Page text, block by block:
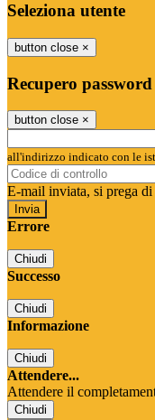
Seleziona utente
button close ×
Recupero password
button close ×
all'indirizzo indicato con le
E-mail inviata, si prega
Errore
Chiudi
Successo
Chiudi
Informazione
Chiudi
Attendere...
Attendere il
Chiudi